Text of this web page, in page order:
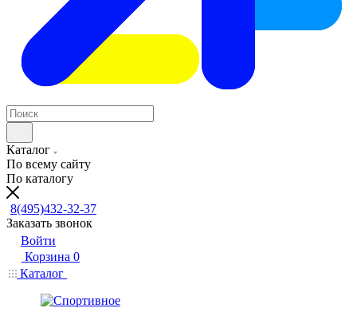
Каталог
По всему сайту
По каталогу
8(495)432-32-37
Заказать звонок
Войти
Корзина 0
Каталог